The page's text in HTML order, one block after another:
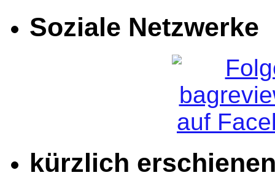
Soziale Netzwerke
kürzlich